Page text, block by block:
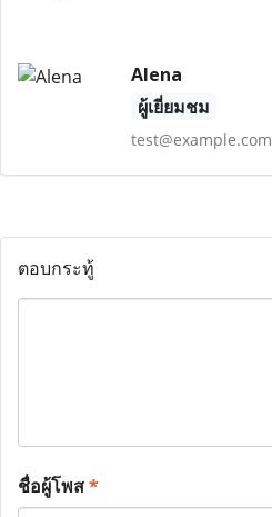
Alena
ผู้เยี่ยมชม
test@example.com
ตอบกระทู้
ชื่อผู้โพส*